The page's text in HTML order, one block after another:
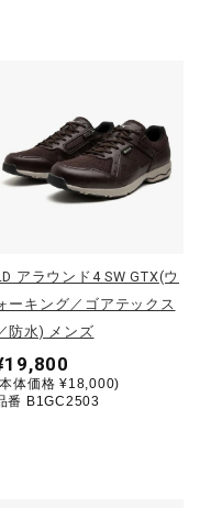
アラウンド4 SW GTX(ウ
ーキング／ゴアテックス
防水) メンズ
体価格 ¥18,000)
番 B1GC2503